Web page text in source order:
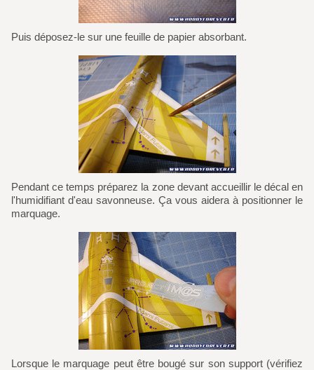
Puis déposez-le sur une feuille de papier absorbant.
Pendant ce temps préparez la zone devant accueillir le décal en
l'humidifiant d'eau savonneuse. Ça vous aidera à positionner le
marquage.
Lorsque le marquage peut être bougé sur son support (vérifiez